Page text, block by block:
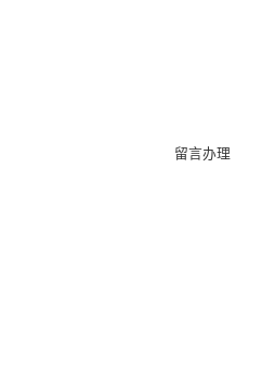
留言办理